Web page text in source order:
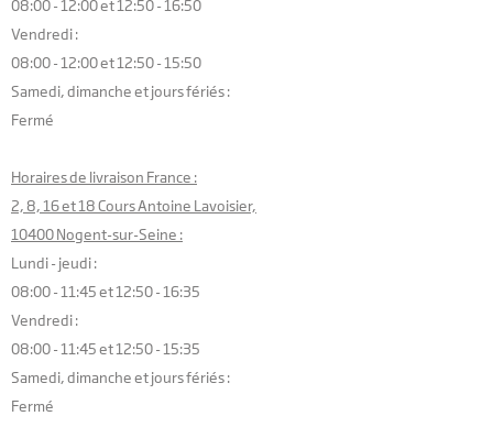
08:00 - 12:00 et 12:50 - 16:50
Vendredi :
08:00 - 12:00 et 12:50 - 15:50
Samedi, dimanche et jours fériés :
Fermé
Horaires de livraison France :
2, 8, 16 et 18 Cours Antoine Lavoisier,
10400 Nogent-sur-Seine :
Lundi - jeudi :
08:00 - 11:45 et 12:50 - 16:35
Vendredi :
08:00 - 11:45 et 12:50 - 15:35
Samedi, dimanche et jours fériés :
Fermé